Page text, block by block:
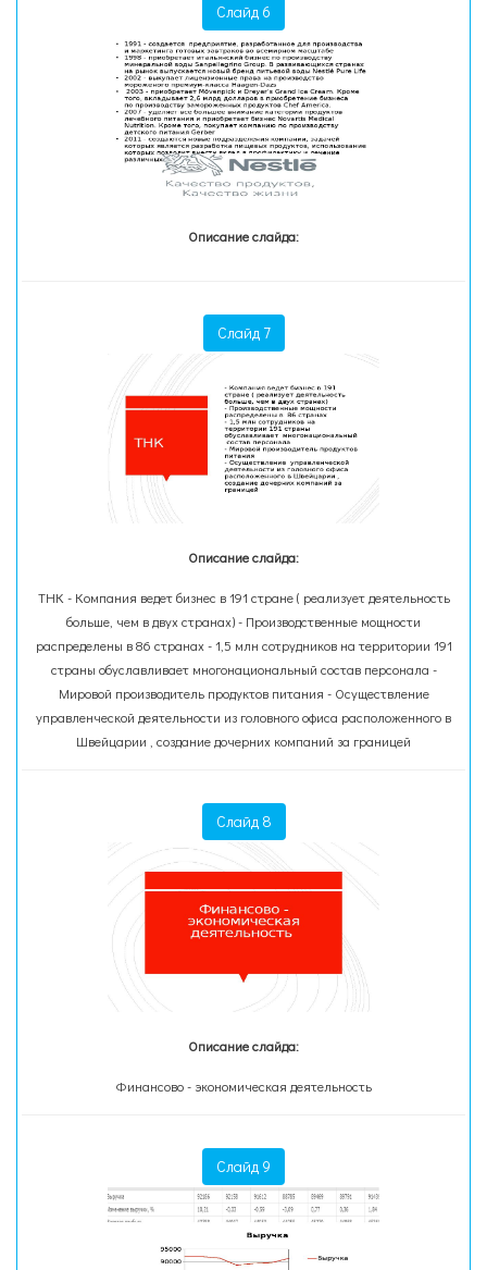
Слайд 6
Описание слайда:
Слайд 7
Описание слайда:
ТНК - Компания ведет бизнес в 191 стране ( реализует деятельность
больше, чем в двух странах) - Производственные мощности
распределены в 86 странах - 1,5 млн сотрудников на территории 191
страны обуславливает многонациональный состав персонала -
Мировой производитель продуктов питания - Осуществление
управленческой деятельности из головного офиса расположенного в
Швейцарии , создание дочерних компаний за границей
Слайд 8
Описание слайда:
Финансово - экономическая деятельность
Слайд 9